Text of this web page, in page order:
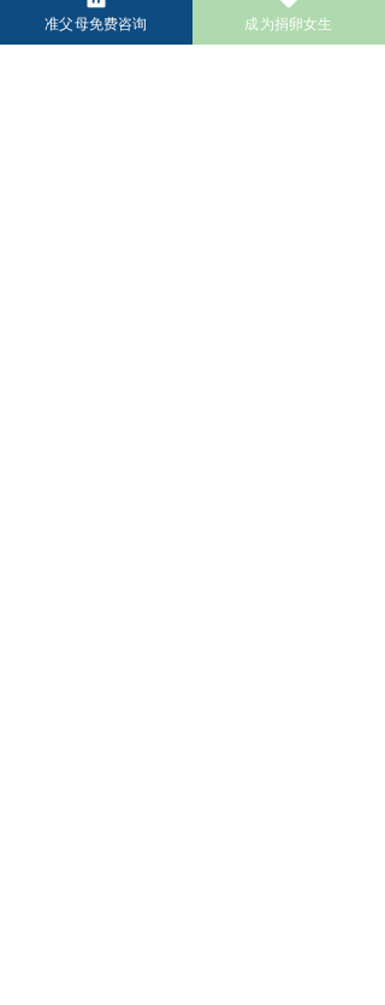
Surrogacy for Gay Couples
准父母免费咨询 成为捐卵女生